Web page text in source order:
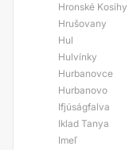
Hronské Kosihy
Hrušovany
Hul
Hulvínky
Hurbanovce
Hurbanovo
Ifjúságfalva
Iklad Tanya
Imeľ